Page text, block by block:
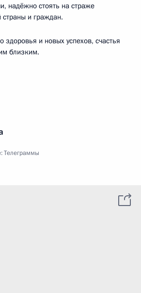
надёжно стоять на страже
и граждан.
и новых успехов, счастья
близким.
Телеграммы